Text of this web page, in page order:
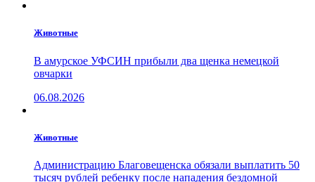
Животные
В амурское УФСИН прибыли два щенка немецкой
овчарки
06.08.2026
Животные
Администрацию Благовещенска обязали выплатить 50
тысяч рублей ребенку после нападения бездомной